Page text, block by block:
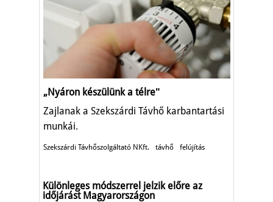
„Nyáron készülünk a télreʺ
Zajlanak a Szekszárdi Távhő karbantartási
munkái.
Szekszárdi Távhőszolgáltató NKft. távhő felújítás
Különleges módszerrel jelzik előre az
időjárást Magyarországon